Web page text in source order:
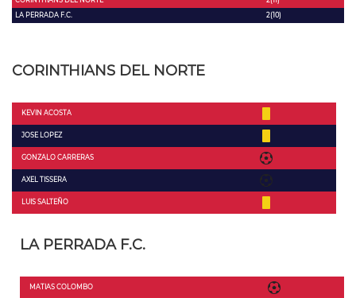
LA PERRADA F.C.
2(10)
CORINTHIANS DEL NORTE
KEVIN ACOSTA
JOSE LOPEZ
GONZALO CARRERAS
AXEL TISSERA
LUIS SALTEÑO
LA PERRADA F.C.
MATIAS COLOMBO